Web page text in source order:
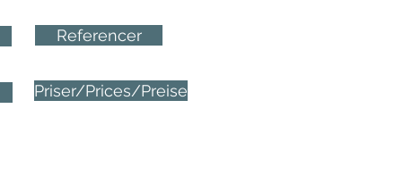
Referencer
Priser/Prices/Preise